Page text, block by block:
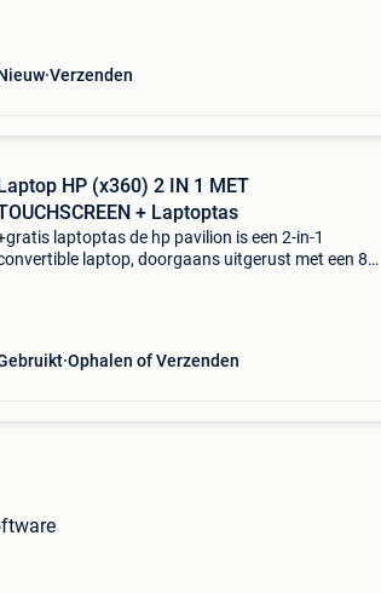
Verzenden
HP (x360) 2 IN 1 MET
+ Laptoptas
laptoptas de hp pavilion is een 2-in-1
laptop, doorgaans uitgerust met een 8e
Ophalen of Verzenden